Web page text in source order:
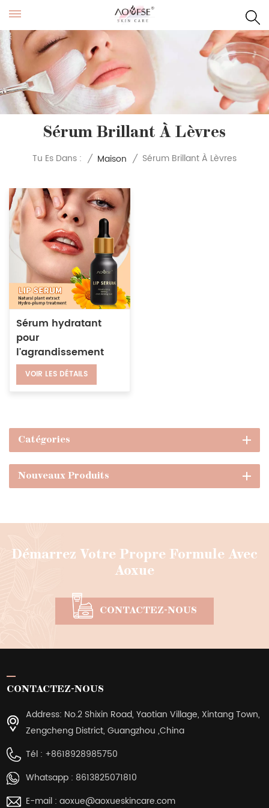
Sérum Brillant À Lèvres
Tu Es Dans : / Maison / Sérum Brillant À Lèvres
Sérum hydratant
pour
l'agrandissement
des lèvres et des
rides, réparation,
utilisation de jour et
de nuit
VOIR LES DÉTAILS
Catégories
Nouveaux Produits
Démarrez Votre Propre Formule Avec
Aoxue
CONTACTEZ-NOUS
CONTACTEZ-NOUS
Address: No.2 Shixin Road, Yaotian Village, Xintang Town,
Zengcheng District, Guangzhou ,China
Tél : +8618928985750
Whatsapp : 8613825071810
E-mail : aoxue@aoxueskincare.com